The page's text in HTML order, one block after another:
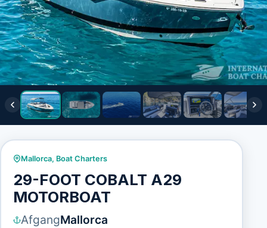
Mallorca, Boat Charters
29-FOOT COBALT A29
MOTORBOAT
AfgangMallorca